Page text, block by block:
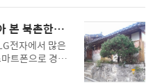
문하여 받았던
(리뷰보기) 주
겼습니다. 제
이 치명적인 결
의 주인공이
했듯이 문제를
머스Q2를 소
전작인 옵티머
났습니다. 가장
본 북촌한옥
전자에서 많은
트폰으로 경쟁
정도로 꽤 훌